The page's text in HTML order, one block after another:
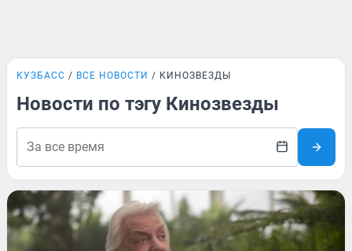
КУЗБАСС ВСЕ НОВОСТИ КИНОЗВЕЗДЫ
Новости по тэгу Кинозвезды